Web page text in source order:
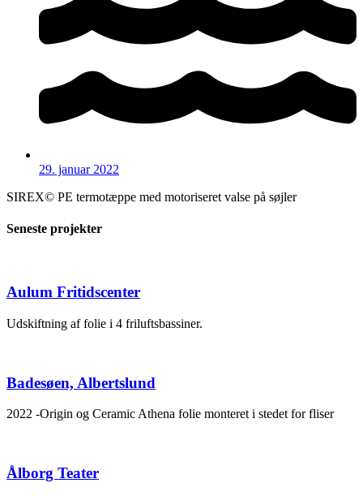
29. januar 2022
SIREX© PE termotæppe med motoriseret valse på søjler
Seneste projekter
Aulum Fritidscenter
Udskiftning af folie i 4 friluftsbassiner.
Badesøen, Albertslund
2022 -Origin og Ceramic Athena folie monteret i stedet for fliser
Ålborg Teater